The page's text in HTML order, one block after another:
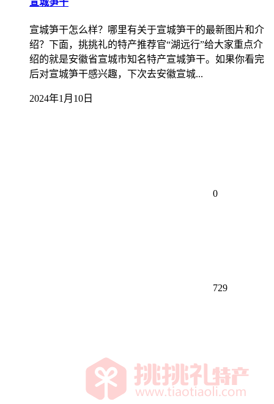
宣城笋干怎么样？哪里有关于宣城笋干的最新图片和介
绍？下面，挑挑礼的特产推荐官“湖远行”给大家重点介
绍的就是安徽省宣城市知名特产宣城笋干。如果你看完
后对宣城笋干感兴趣，下次去安徽宣城...
2024年1月10日
0
729